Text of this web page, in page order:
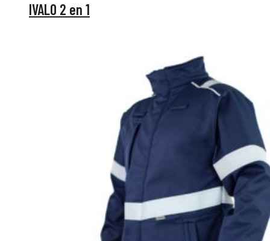
IVALO 2 en 1